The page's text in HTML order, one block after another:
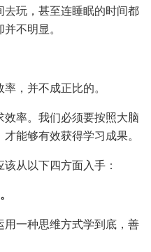
玩，甚至连睡眠的时间都
不明显。
，并不成正比的。
率。我们必须要按照大脑
能够有效获得学习成果。
从以下四方面入手：
一种思维方式学到底，善